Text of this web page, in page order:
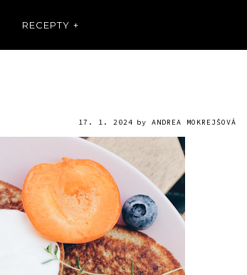
RECEPTY
by ANDREA MOKREJŠOVÁ
17. 1. 2024